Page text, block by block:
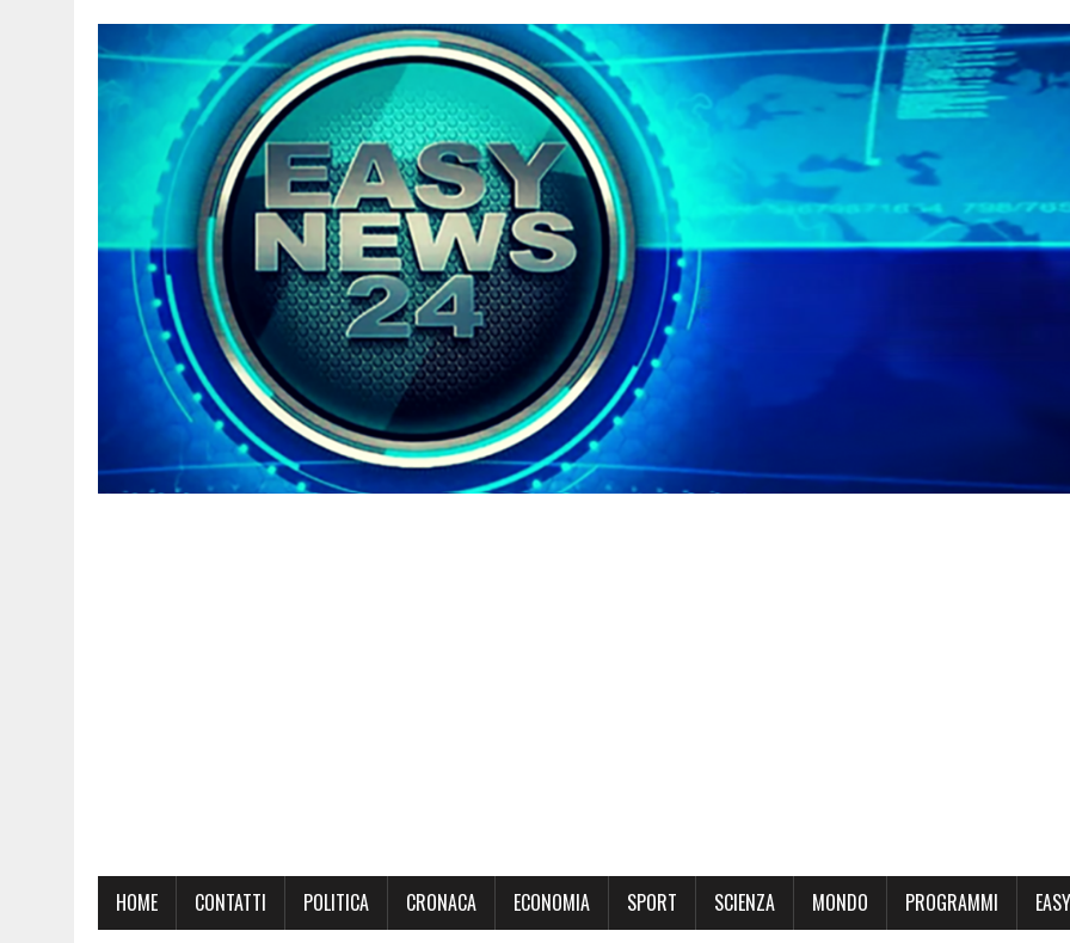
HOME CONTATTI POLITICA CRONACA ECONOMIA SPORT SCIENZA MONDO PROGRAMMI